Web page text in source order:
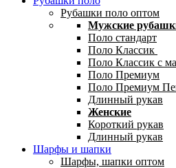
Рубашки поло оптом
Мужские
Поло стандарт
Поло Классик
Поло Классик с
Поло Премиум
Поло Премиум
Длинный рукав
Женские
Короткий рукав
Длинный рукав
Шарфы и шапки
Шарфы, шапки оптом